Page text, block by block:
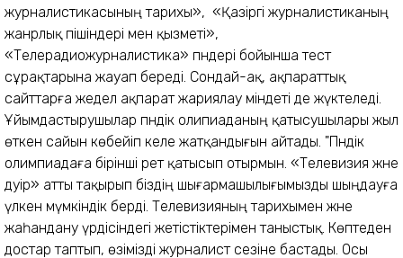
журналистикасының тарихы», «Қазіргі журналистиканың
жанрлық пішіндері мен қызметі»,
«Телерадиожурналистика» пәндері бойынша тест
сұрақтарына жауап береді. Сондай-ақ, ақпараттық
сайттарға жедел ақпарат жариялау міндеті де жүктеледі.
Ұйымдастырушылар пәндік олипиаданың қатысушылары жыл
өткен сайын көбейіп келе жатқандығын айтады. "Пәндік
олимпиадаға бірінші рет қатысып отырмын. «Телевизия және
дәуір» атты тақырып біздің шығармашылығымызды шыңдауға
үлкен мүмкіндік берді. Телевизияның тарихымен және
жаһандану үрдісіндегі жетістіктерімен таныстық. Көптеден
достар таптып, өзімізді журналист сезіне бастады. Осы